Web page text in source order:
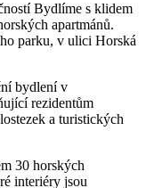
Bydlíme s klidem
apartmánů.
parku, v ulici Horská
bydlení v
rezidentům
a turistických
30 horských
interiéry jsou